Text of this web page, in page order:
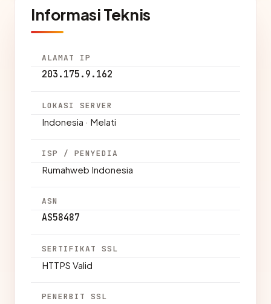
Informasi Teknis
ALAMAT IP
203.175.9.162
LOKASI SERVER
Indonesia · Melati
ISP / PENYEDIA
Rumahweb Indonesia
ASN
AS58487
SERTIFIKAT SSL
HTTPS Valid
PENERBIT SSL